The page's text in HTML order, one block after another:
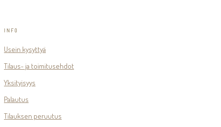
INFO
Usein kysyttyä
Tilaus- ja toimitusehdot
Yksityisyys
Palautus
Tilauksen peruutus